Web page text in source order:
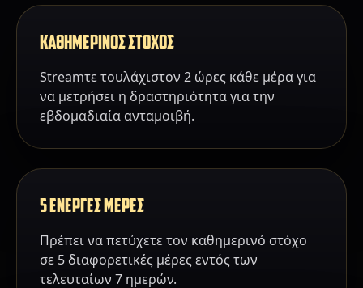
ΚΑΘΗΜΕΡΙΝΟΣ ΣΤΟΧΟΣ
Streamτε τουλάχιστον 2 ώρες κάθε μέρα για
να μετρήσει η δραστηριότητα για την
εβδομαδιαία ανταμοιβή.
5 ΕΝΕΡΓΕΣ ΜΕΡΕΣ
Πρέπει να πετύχετε τον καθημερινό στόχο
σε 5 διαφορετικές μέρες εντός των
τελευταίων 7 ημερών.